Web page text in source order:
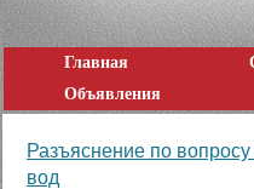
Главная
Объявления
Разъяснение по
вод